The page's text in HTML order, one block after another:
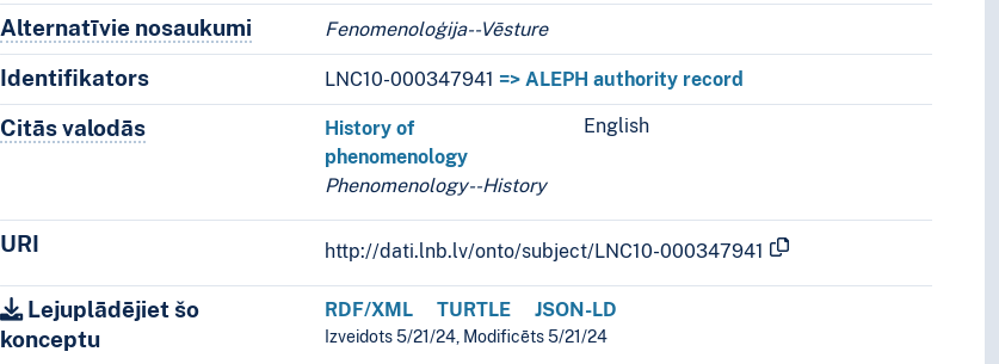
Alternatīvie nosaukumiKoncepta alternatīvie nosaukumi
Fenomenoloģija--Vēsture
Identifikators LNC10-000347941 => ALEPH authority record
Citās valodāsTermini šim konceptam citās valodās. English
History of
phenomenology
Phenomenology--History
URI http://dati.lnb.lv/onto/subject/LNC10-000347941
Lejuplādējiet šo
konceptu
RDF/XML TURTLE JSON-LD
Izveidots 5/21/24, Modificēts 5/21/24